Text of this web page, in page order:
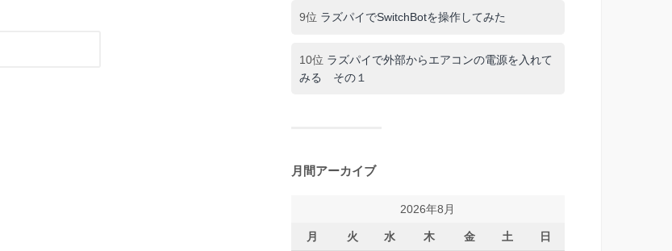
9位 ラズパイでSwitchBotを操作してみた
10位 ラズパイで外部からエアコンの電源を入れて
みる その１
月間アーカイブ
2026年8月
月 火 水 木 金 土 日